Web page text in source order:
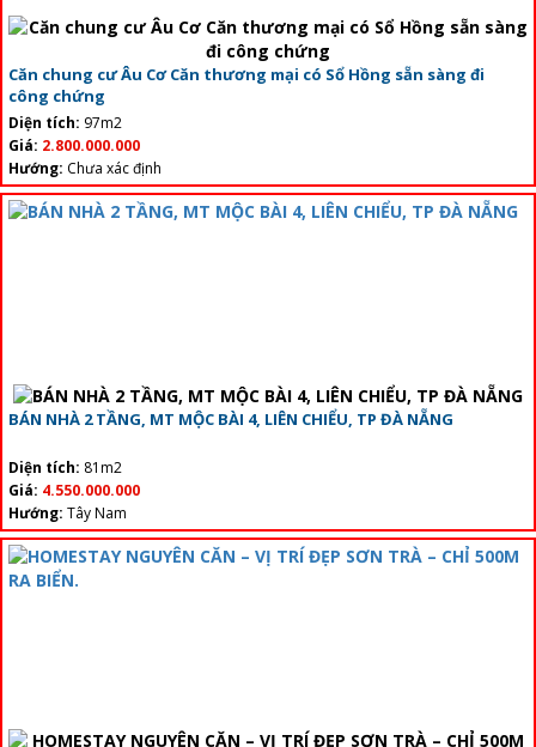
Căn chung cư Âu Cơ Căn thương mại có Sổ Hồng sẵn sàng đi
công chứng
Diện tích: 97m2
Giá: 2.800.000.000
Hướng: Chưa xác định
BÁN NHÀ 2 TẦNG, MT MỘC BÀI 4, LIÊN CHIỂU, TP ĐÀ NẴNG
Diện tích: 81m2
Giá: 4.550.000.000
Hướng: Tây Nam